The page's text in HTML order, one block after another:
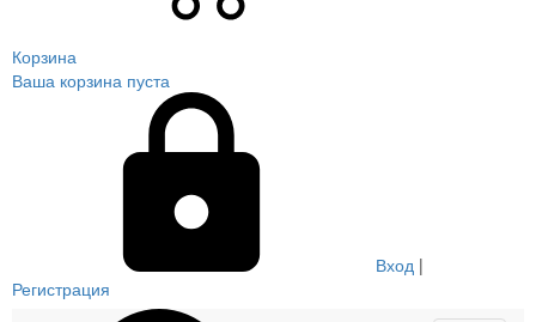
Корзина
Ваша корзина пуста
Вход |
Регистрация